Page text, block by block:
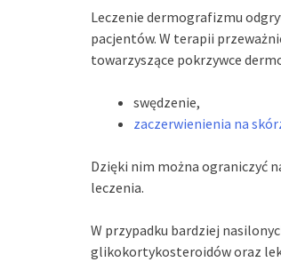
Leczenie dermografizmu
pacjentów. W terapii
towarzyszące pokrzywce
swędzenie,
zaczerwienienia na
Dzięki nim można ograniczyć
leczenia.
W przypadku bardziej
glikokortykosteroidów oraz